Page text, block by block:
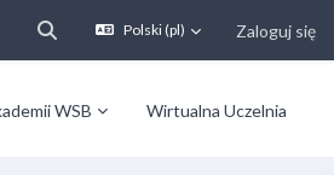
Przełącznik wyszukiwarki
Polski ‎(pl)‎ Zaloguj się
WSB Wirtualna Uczelnia